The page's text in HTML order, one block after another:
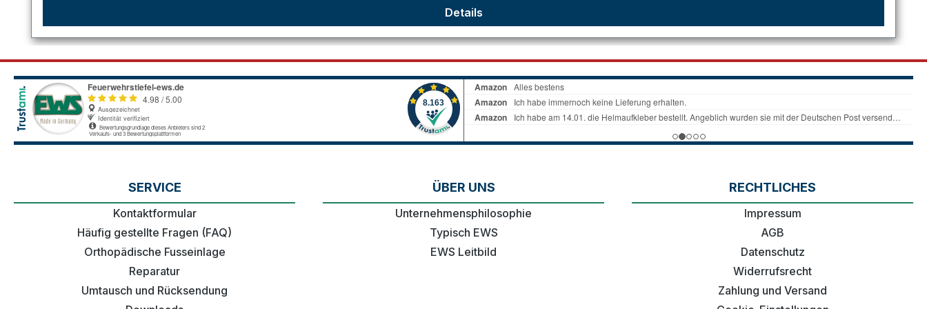
Details
SERVICE
Kontaktformular
Häufig gestellte Fragen (FAQ)
Orthopädische Fusseinlage
Reparatur
Umtausch und Rücksendung
ÜBER UNS
Unternehmensphilosophie
Typisch EWS
EWS Leitbild
RECHTLICHES
Impressum
AGB
Datenschutz
Widerrufsrecht
Zahlung und Versand